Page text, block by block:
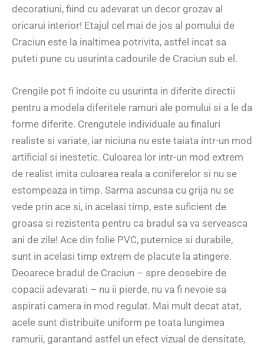
decoratiuni, fiind cu adevarat un decor grozav al
oricarui interior! Etajul cel mai de jos al pomului de
Craciun este la inaltimea potrivita, astfel incat sa
puteti pune cu usurinta cadourile de Craciun sub el.
Crengile pot fi indoite cu usurinta in diferite directii
pentru a modela diferitele ramuri ale pomului si a le da
forme diferite. Crengutele individuale au finaluri
realiste si variate, iar niciuna nu este taiata intr-un mod
artificial si inestetic. Culoarea lor intr-un mod extrem
de realist imita culoarea reala a coniferelor si nu se
estompeaza in timp. Sarma ascunsa cu grija nu se
vede prin ace si, in acelasi timp, este suficient de
groasa si rezistenta pentru ca bradul sa va serveasca
ani de zile! Ace din folie PVC, puternice si durabile,
sunt in acelasi timp extrem de placute la atingere.
Deoarece bradul de Craciun – spre deosebire de
copacii adevarati – nu ii pierde, nu va fi nevoie sa
aspirati camera in mod regulat. Mai mult decat atat,
acele sunt distribuite uniform pe toata lungimea
ramurii, garantand astfel un efect vizual de densitate,